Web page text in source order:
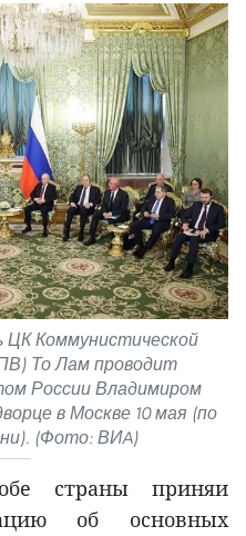
ЦК Коммунистической
То Лам проводит
России Владимиром
в Москве 10 мая (по
(Фото: ВИA)
страны приняи
об основных